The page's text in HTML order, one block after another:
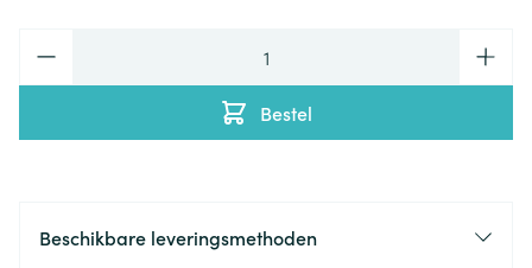
Bestel
Beschikbare leveringsmethoden